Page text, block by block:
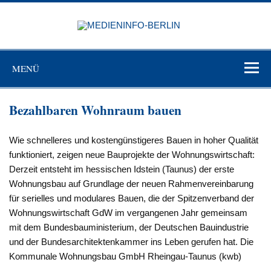
Zum
MENÜ
Bezahlbaren Wohnraum bauen
Wie schnelleres und kostengünstigeres Bauen in hoher Qualität
funktioniert, zeigen neue Bauprojekte der Wohnungswirtschaft:
Derzeit entsteht im hessischen Idstein (Taunus) der erste
Wohnungsbau auf Grundlage der neuen Rahmenvereinbarung
für serielles und modulares Bauen, die der Spitzenverband der
Wohnungswirtschaft GdW im vergangenen Jahr gemeinsam
mit dem Bundesbauministerium, der Deutschen Bauindustrie
und der Bundesarchitektenkammer ins Leben gerufen hat. Die
Kommunale Wohnungsbau GmbH Rheingau-Taunus (kwb)